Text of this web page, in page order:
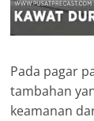
Pada pagar
tambahan
keamanan